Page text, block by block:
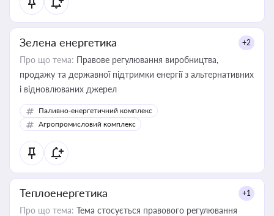
Зелена енергетика +2
Про що тема: Правове регулювання виробництва,
продажу та державної підтримки енергії з альтернативних
і відновлюваних джерел
Паливно-енергетичний комплекс
Агропромисловий комплекс
Теплоенергетика +1
Про що тема: Тема стосується правового регулювання